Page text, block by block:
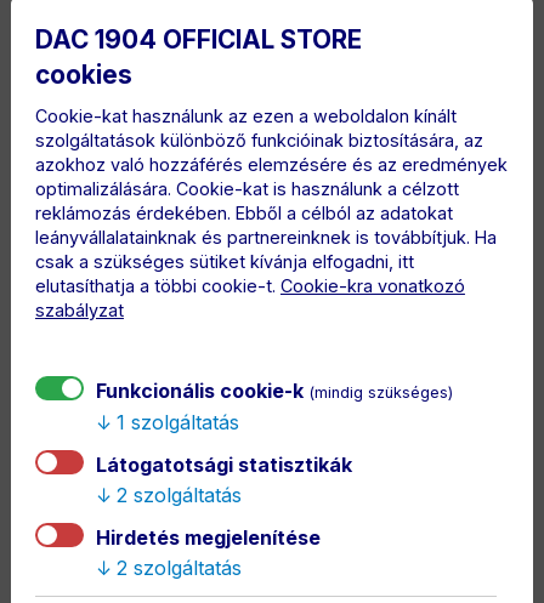
100% pamut
LEÍRÁS
Különleges kollekció a leghűségesebb szurkolóknak
– ULTRAS.
Fekete rövidujjú oversize póló az ULTRAS
kollekcióból. Elöl „DUNASZERDAHELY DAC 1904”
VÉRBŐL VALÓK VAGYUNK” szöveggel. Kényelmes,
mindennapi viselet – mutasd meg büszkén, hogy a
DAC szívében vagy! Légy része az Ultras
közösségnek, és viseld a hűséged stílusosan!
Designed by UNREAL [UNREAL] Industries
(unrealindustries.com)
DAC 1904 OFFICIAL STORE
cookies
Cookie-kat használunk az ezen a weboldalon kínált
szolgáltatások különböző funkcióinak biztosítására, az
azokhoz való hozzáférés elemzésére és az eredmények
optimalizálására. Cookie-kat is használunk a célzott
reklámozás érdekében. Ebből a célból az adatokat
leányvállalatainknak és partnereinknek is továbbítjuk. Ha
csak a szükséges sütiket kívánja elfogadni, itt
elutasíthatja a többi cookie-t. Cookie-kra vonatkozó
szabályzat
Funkcionális cookie-k (mindig szükséges)
1 szolgáltatás
Látogatotsági statisztikák
2 szolgáltatás
Hirdetés megjelenítése
2 szolgáltatás